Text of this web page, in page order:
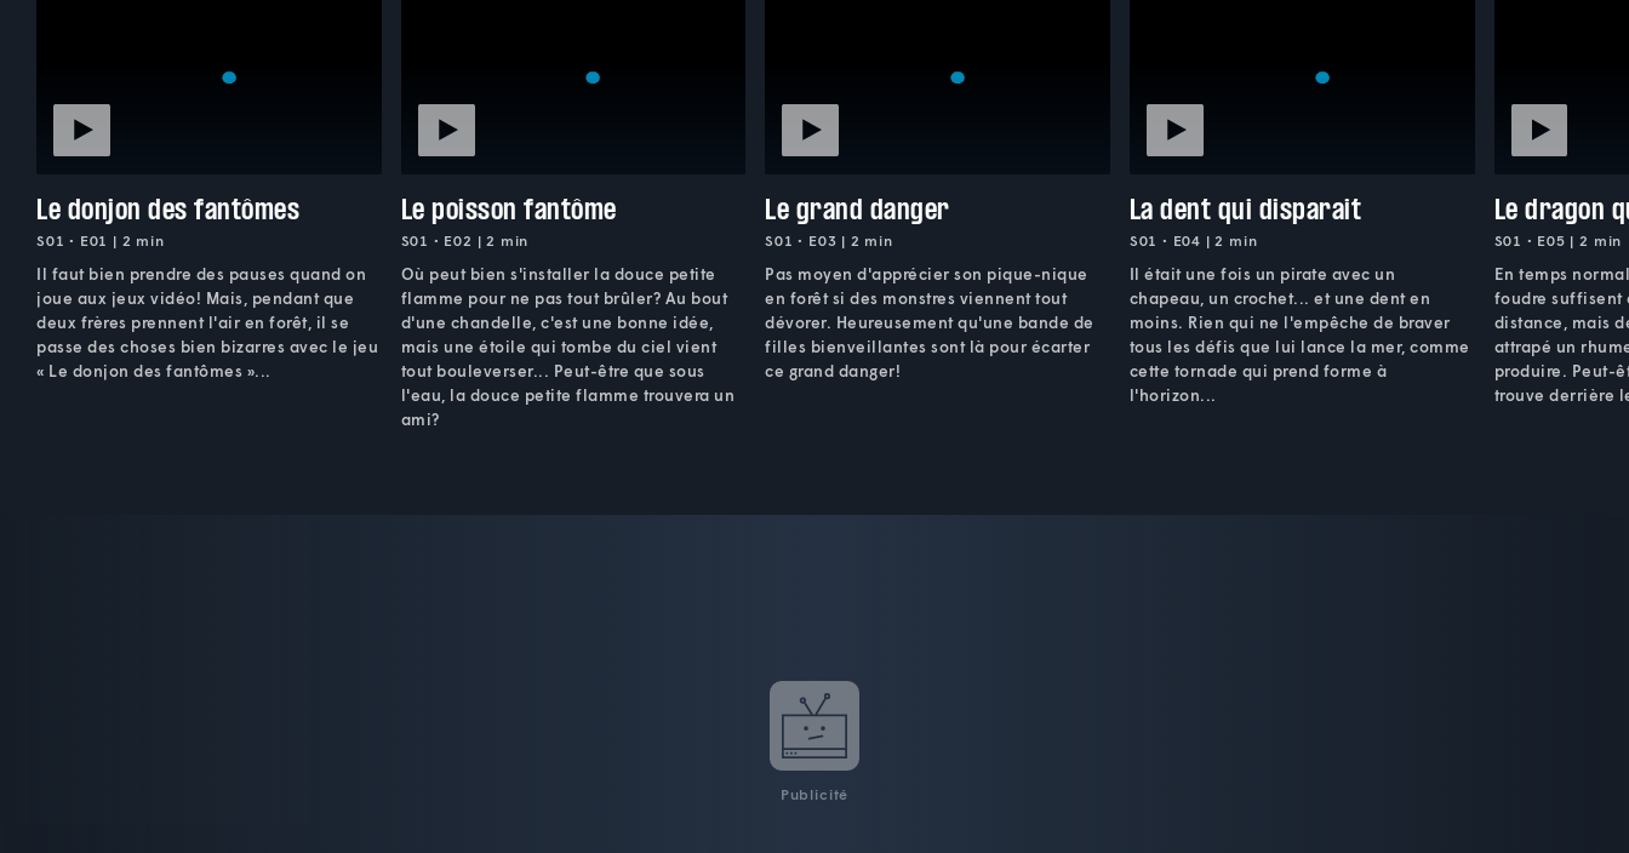
Le donjon des fantômes
S01 • E01 | 2 min
Il faut bien prendre des pauses quand on
joue aux jeux vidéo! Mais, pendant que
deux frères prennent l'air en forêt, il se
passe des choses bien bizarres avec le jeu
« Le donjon des fantômes »...
Le poisson fantôme
S01 • E02 | 2 min
Où peut bien s'installer la douce petite
flamme pour ne pas tout brûler? Au bout
d'une chandelle, c'est une bonne idée,
mais une étoile qui tombe du ciel vient
tout bouleverser... Peut-être que sous
l'eau, la douce petite flamme trouvera un
ami?
Le grand danger
S01 • E03 | 2 min
Pas moyen d'apprécier son pique-nique
en forêt si des monstres viennent tout
dévorer. Heureusement qu'une bande de
filles bienveillantes sont là pour écarter
ce grand danger!
La dent qui disparait
S01 • E04 | 2 min
Il était une fois un pirate avec un
chapeau, un crochet... et une dent en
moins. Rien qui ne l'empêche de braver
tous les défis que lui lance la mer, comme
cette tornade qui prend forme à
l'horizon...
Le dragon
S01 • E05 | 2 min
En temps
foudre suffisent
distance, mais
attrapé un
produire. Peut-
trouve derrière
Publicité